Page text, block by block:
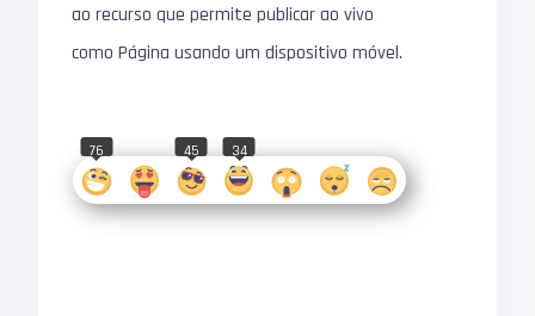
ao recurso que permite publicar ao vivo
como Página usando um dispositivo móvel.
76 45 34